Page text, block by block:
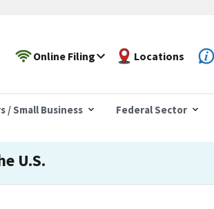
Online Filing Locations
/ Small Business Federal Sector
U.S.